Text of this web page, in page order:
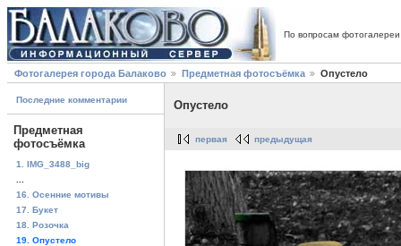
По вопросам
Фотогалерея города Балаково Предметная фотосъёмка Опустело
Последние комментарии
Предметная
фотосъёмка
1. IMG_3488_big
16. Осенние мотивы
17. Букет
18. Розочка
19. Опустело
Опустело
первая предыдущая